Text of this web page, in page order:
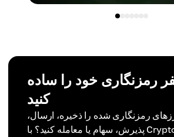
رمزنگاری خود را ساده
کنید
رمزنگاری شده را ذخیره، ارسال،
پذیرش، سهام یا معامله کنید؟ با Cryptomus همه چیز